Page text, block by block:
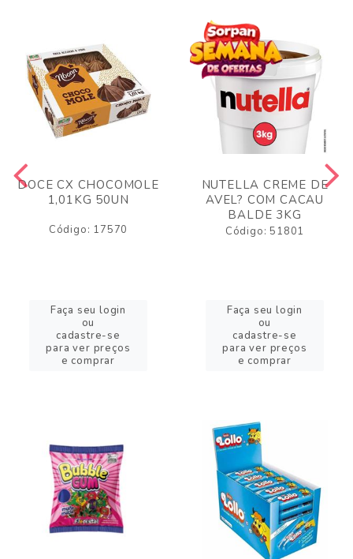
DOCE CX CHOCOMOLE
1,01KG 50UN
Código: 17570
Faça seu login
ou
cadastre-se
para ver preços
e comprar
NUTELLA CREME DE
AVEL? COM CACAU
BALDE 3KG
Código: 51801
Faça seu login
ou
cadastre-se
para ver preços
e comprar